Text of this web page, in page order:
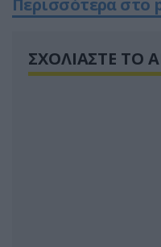
Περισσότερα στο
ΣΧΟΛΙΑΣΤΕ ΤΟ